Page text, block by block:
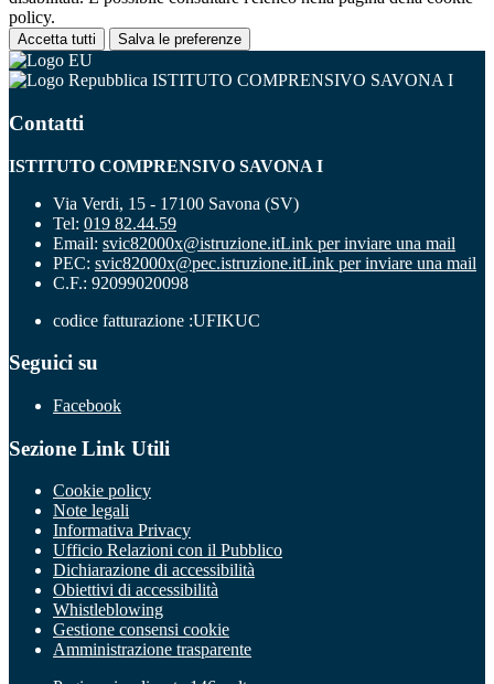
policy.
Accetta tutti Salva le preferenze
ISTITUTO COMPRENSIVO SAVONA I
Contatti
ISTITUTO COMPRENSIVO SAVONA I
Via Verdi, 15 - 17100 Savona (SV)
Tel: 019 82.44.59
Email: svic82000x@istruzione.itLink per inviare una mail
PEC: svic82000x@pec.istruzione.itLink per inviare una mail
C.F.: 92099020098
codice fatturazione :UFIKUC
Seguici su
Facebook
Sezione Link Utili
Cookie policy
Note legali
Informativa Privacy
Ufficio Relazioni con il Pubblico
Dichiarazione di accessibilità
Obiettivi di accessibilità
Whistleblowing
Gestione consensi cookie
Amministrazione trasparente